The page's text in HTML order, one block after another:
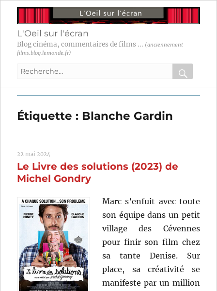
L'Oeil sur l'écran
Blog cinéma, commentaires de films ... (anciennement
films.blog.lemonde.fr)
Recherche
:
OK
Étiquette : Blanche Gardin
22 mai 2024
Le Livre des solutions (2023) de
Michel Gondry
Marc s’enfuit avec toute
son équipe dans un petit
village des Cévennes
pour finir son film chez
sa tante Denise. Sur
place, sa créativité se
manifeste par un million